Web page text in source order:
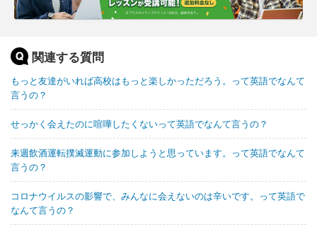
関連する質問
もっと友達がいれば高校はもっと楽しかっただろう。って英語でなんて
言うの？
せっかく会えたのに喧嘩したくないって英語でなんて言うの？
来週飲酒運転撲滅運動に参加しようと思っています。って英語でなんて
言うの？
コロナウイルスの影響で、みんなに会えないのは辛いです。って英語で
なんて言うの？